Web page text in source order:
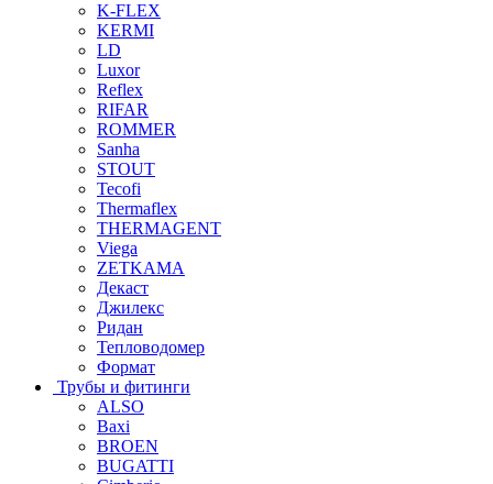
K-FLEX
KERMI
LD
Luxor
Reflex
RIFAR
ROMMER
Sanha
STOUT
Tecofi
Thermaflex
THERMAGENT
Viega
ZETKAMA
Декаст
Джилекс
Ридан
Тепловодомер
Формат
Трубы и фитинги
ALSO
Baxi
BROEN
BUGATTI